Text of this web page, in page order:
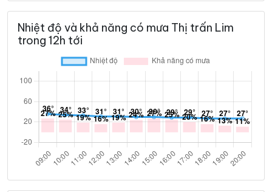
Nhiệt độ và khả năng có mưa Thị trấn Lim
trong 12h tới